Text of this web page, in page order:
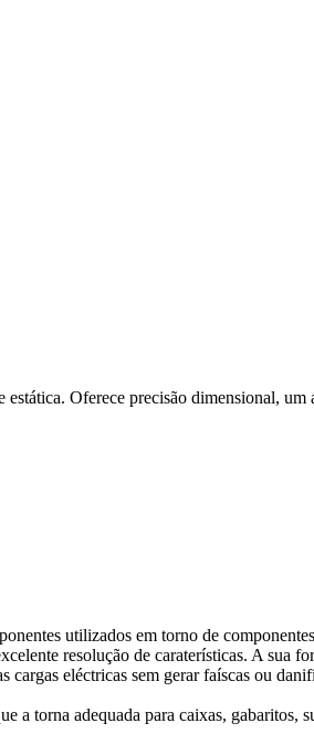
Oferece precisão dimensional, um
utilizados em torno de
resolução de caraterísticas. A sua
cargas eléctricas sem gerar faíscas ou
a torna adequada para caixas, gabaritos,